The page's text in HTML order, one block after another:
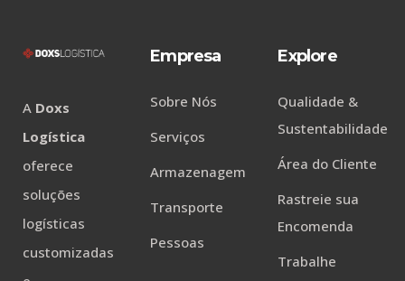
A Doxs
Logística
oferece
soluções
logísticas
customizadas
Empresa
Sobre Nós
Serviços
Armazenagem
Transporte
Pessoas
Explore
Qualidade &
Sustentabilidade
Área do Cliente
Rastreie sua
Encomenda
Trabalhe